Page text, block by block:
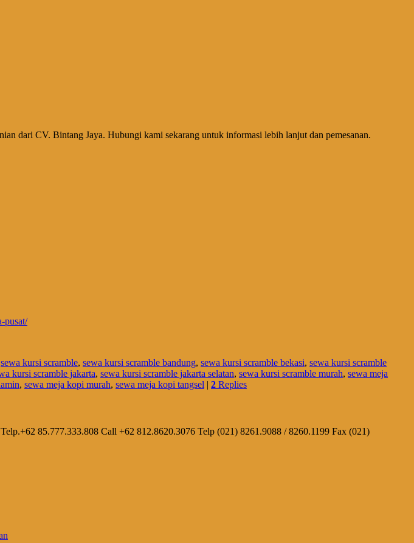
dari CV. Bintang Jaya. Hubungi kami sekarang untuk informasi lebih lanjut dan pemesanan.
pusat/
sewa kursi scramble, sewa kursi scramble bandung, sewa kursi scramble bekasi, sewa kursi scramble
kursi scramble jakarta, sewa kursi scramble jakarta selatan, sewa kursi scramble murah, sewa meja
, sewa meja kopi murah, sewa meja kopi tangsel | 2 Replies
85.777.333.808 Call +62 812.8620.3076 Telp (021) 8261.9088 / 8260.1199 Fax (021)